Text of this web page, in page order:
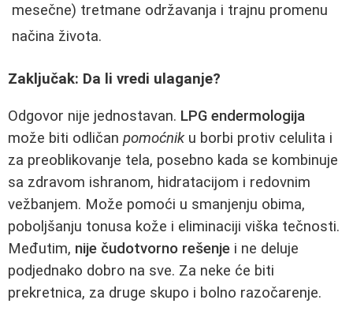
mesečne) tretmane održavanja i trajnu promenu
načina života.
Zaključak: Da li vredi ulaganje?
Odgovor nije jednostavan. LPG endermologija
može biti odličan pomoćniku borbi protiv celulita i
za preoblikovanje tela, posebno kada se kombinuje
sa zdravom ishranom, hidratacijom i redovnim
vežbanjem. Može pomoći u smanjenju obima,
poboljšanju tonusa kože i eliminaciji viška tečnosti.
Međutim, nije čudotvorno rešenje i ne deluje
podjednako dobro na sve. Za neke će biti
prekretnica, za druge skupo i bolno razočarenje.